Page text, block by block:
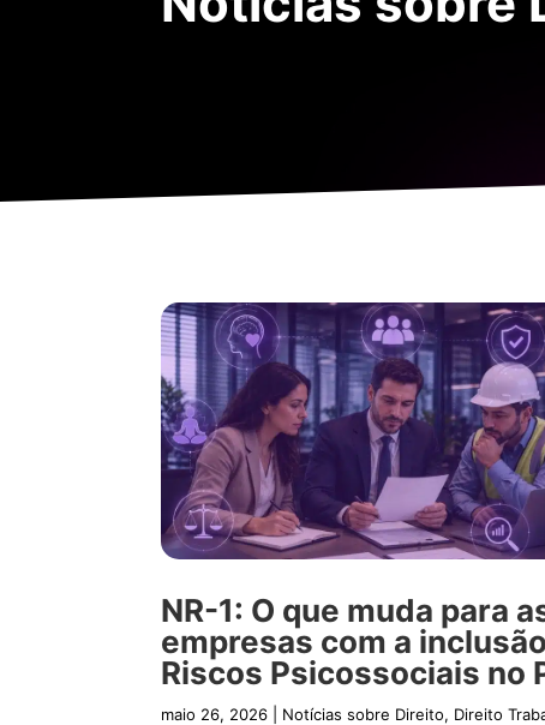
NR-1: O que muda para
empresas com a
Riscos Psicossociais no
maio 26, 2026 Notícias sobre Direito, Direito